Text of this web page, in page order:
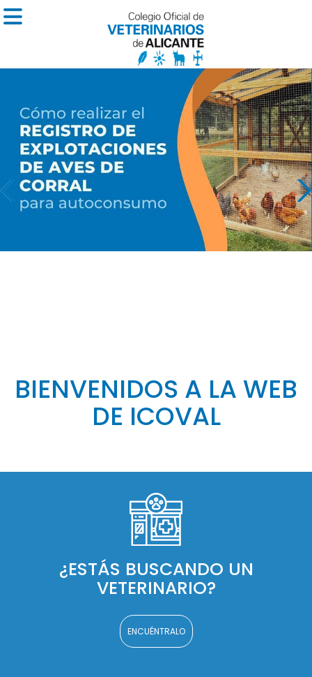
BIENVENIDOS A LA WEB
DE ICOVAL
¿ESTÁS BUSCANDO UN
VETERINARIO?
ENCUÉNTRALO